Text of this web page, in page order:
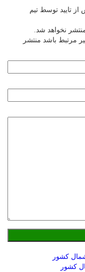
تایید توسط تیم
نخواهد شد.
مرتبط باشد منتشر
کشور